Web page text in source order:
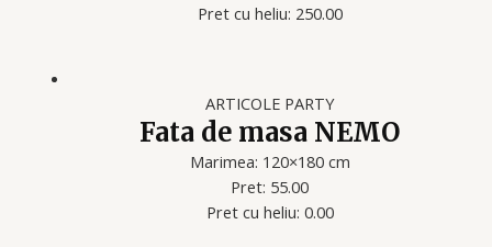
Pret cu heliu: 250.00
ARTICOLE PARTY
Fata de masa NEMO
Marimea: 120×180 cm
Pret: 55.00
Pret cu heliu: 0.00